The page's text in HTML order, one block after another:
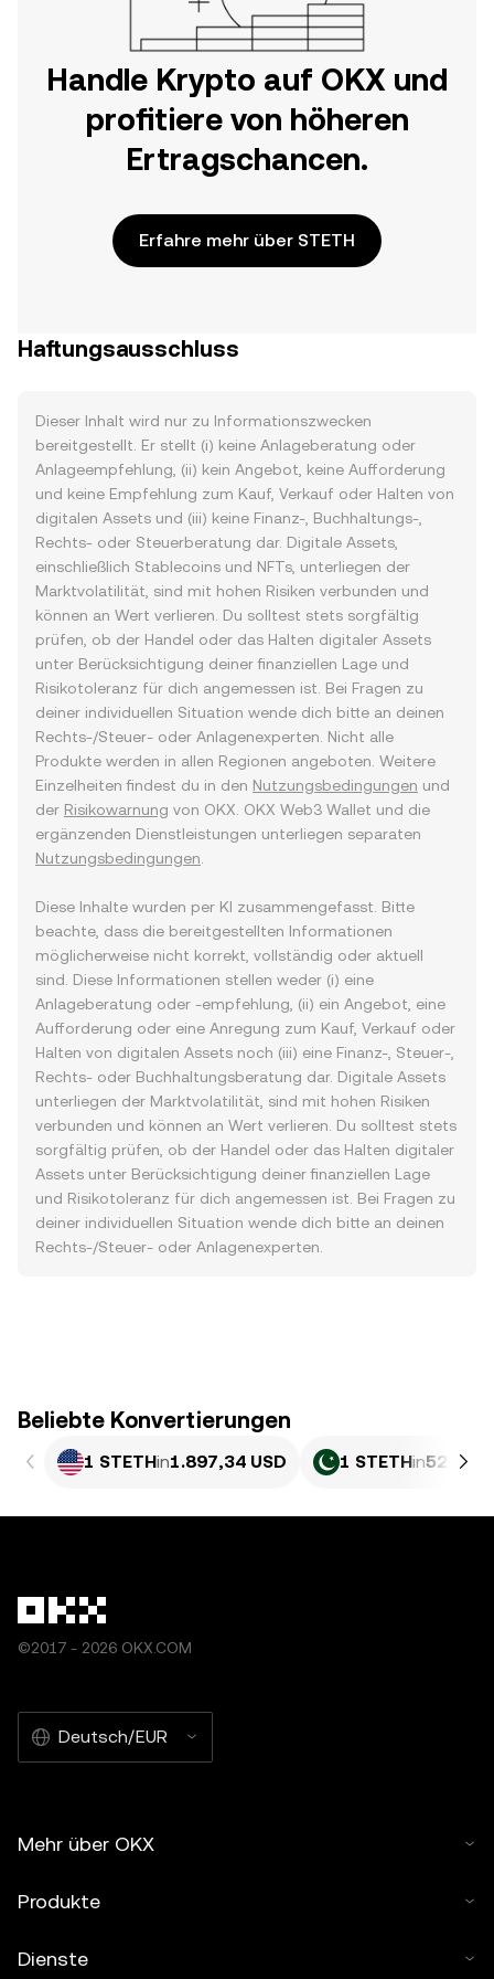
Handle Krypto auf OKX und
profitiere von höheren
Ertragschancen.
Erfahre mehr über STETH
Haftungsausschluss
Dieser Inhalt wird nur zu Informationszwecken
bereitgestellt. Er stellt (i) keine Anlageberatung oder
Anlageempfehlung, (ii) kein Angebot, keine Aufforderung
und keine Empfehlung zum Kauf, Verkauf oder Halten von
digitalen Assets und (iii) keine Finanz-, Buchhaltungs-,
Rechts- oder Steuerberatung dar. Digitale Assets,
einschließlich Stablecoins und NFTs, unterliegen der
Marktvolatilität, sind mit hohen Risiken verbunden und
können an Wert verlieren. Du solltest stets sorgfältig
prüfen, ob der Handel oder das Halten digitaler Assets
unter Berücksichtigung deiner finanziellen Lage und
Risikotoleranz für dich angemessen ist. Bei Fragen zu
deiner individuellen Situation wende dich bitte an deinen
Rechts-/Steuer- oder Anlagenexperten. Nicht alle
Produkte werden in allen Regionen angeboten. Weitere
Einzelheiten findest du in den Nutzungsbedingungen und
der Risikowarnung von OKX. OKX Web3 Wallet und die
ergänzenden Dienstleistungen unterliegen separaten
Nutzungsbedingungen
Diese Inhalte wurden per KI zusammengefasst. Bitte
beachte, dass die bereitgestellten Informationen
möglicherweise nicht korrekt, vollständig oder aktuell
sind. Diese Informationen stellen weder (i) eine
Anlageberatung oder -empfehlung, (ii) ein Angebot, eine
Aufforderung oder eine Anregung zum Kauf, Verkauf oder
Halten von digitalen Assets noch (iii) eine Finanz-, Steuer-,
Rechts- oder Buchhaltungsberatung dar. Digitale Assets
unterliegen der Marktvolatilität, sind mit hohen Risiken
verbunden und können an Wert verlieren. Du solltest stets
sorgfältig prüfen, ob der Handel oder das Halten digitaler
Assets unter Berücksichtigung deiner finanziellen Lage
und Risikotoleranz für dich angemessen ist. Bei Fragen zu
deiner individuellen Situation wende dich bitte an deinen
Rechts-/Steuer- oder Anlagenexperten.
Beliebte Konvertierungen
1 STETHin1.897,34 USD 1 STETHin
©2017 - 2026 OKX.COM
Deutsch/EUR
Mehr über OKX
Produkte
Dienste